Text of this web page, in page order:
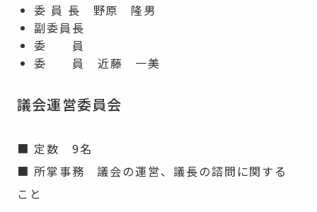
委 員 長 野原 隆男
副委員長
委 員
委 員 近藤 一美
議会運営委員会
■ 定数 9名
■ 所掌事務 議会の運営、議長の諮問に関する
こと